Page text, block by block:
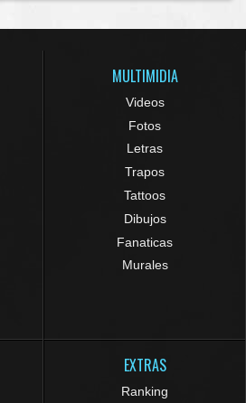
MULTIMIDIA
Videos
Fotos
Letras
Trapos
Tattoos
Dibujos
Fanaticas
Murales
EXTRAS
Ranking